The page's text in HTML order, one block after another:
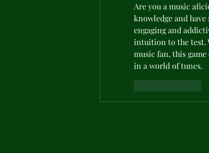
Are you a music
knowledge and
engaging and
intuition to the test.
music fan, this
in a world of tunes.